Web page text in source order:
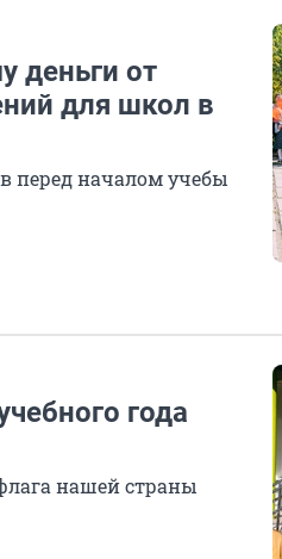
деньги от
для школ в
перед началом учебы
года
нашей страны